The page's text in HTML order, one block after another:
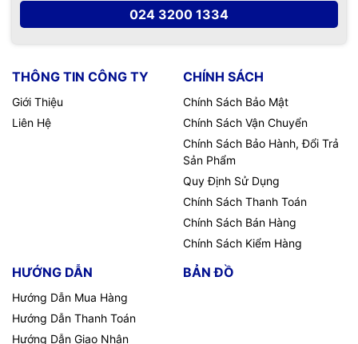
024 3200 1334
THÔNG TIN CÔNG TY
Giới Thiệu
Liên Hệ
CHÍNH SÁCH
Chính Sách Bảo Mật
Chính Sách Vận Chuyển
Chính Sách Bảo Hành, Đổi Trả
Sản Phẩm
Quy Định Sử Dụng
Chính Sách Thanh Toán
Chính Sách Bán Hàng
Chính Sách Kiểm Hàng
HƯỚNG DẪN
Hướng Dẫn Mua Hàng
Hướng Dẫn Thanh Toán
Hướng Dẫn Giao Nhận
BẢN ĐỒ